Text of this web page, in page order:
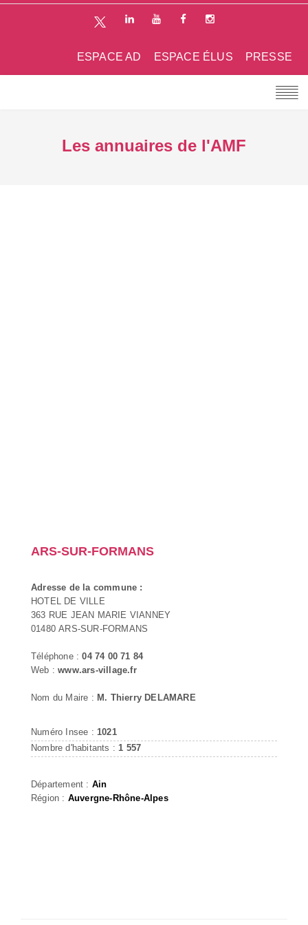
PRESSE
ESPACE ÉLUS
ESPACE AD
Les annuaires de l'AMF
ARS-SUR-FORMANS
Adresse de la commune :
HOTEL DE VILLE
363 RUE JEAN MARIE VIANNEY
01480 ARS-SUR-FORMANS
Téléphone :04 74 00 71 84
Web :www.ars-village.fr
Nom du Maire : M. Thierry DELAMARE
Numéro Insee : 1021
Nombre d'habitants : 1 557
Département : Ain
Région : Auvergne-Rhône-Alpes